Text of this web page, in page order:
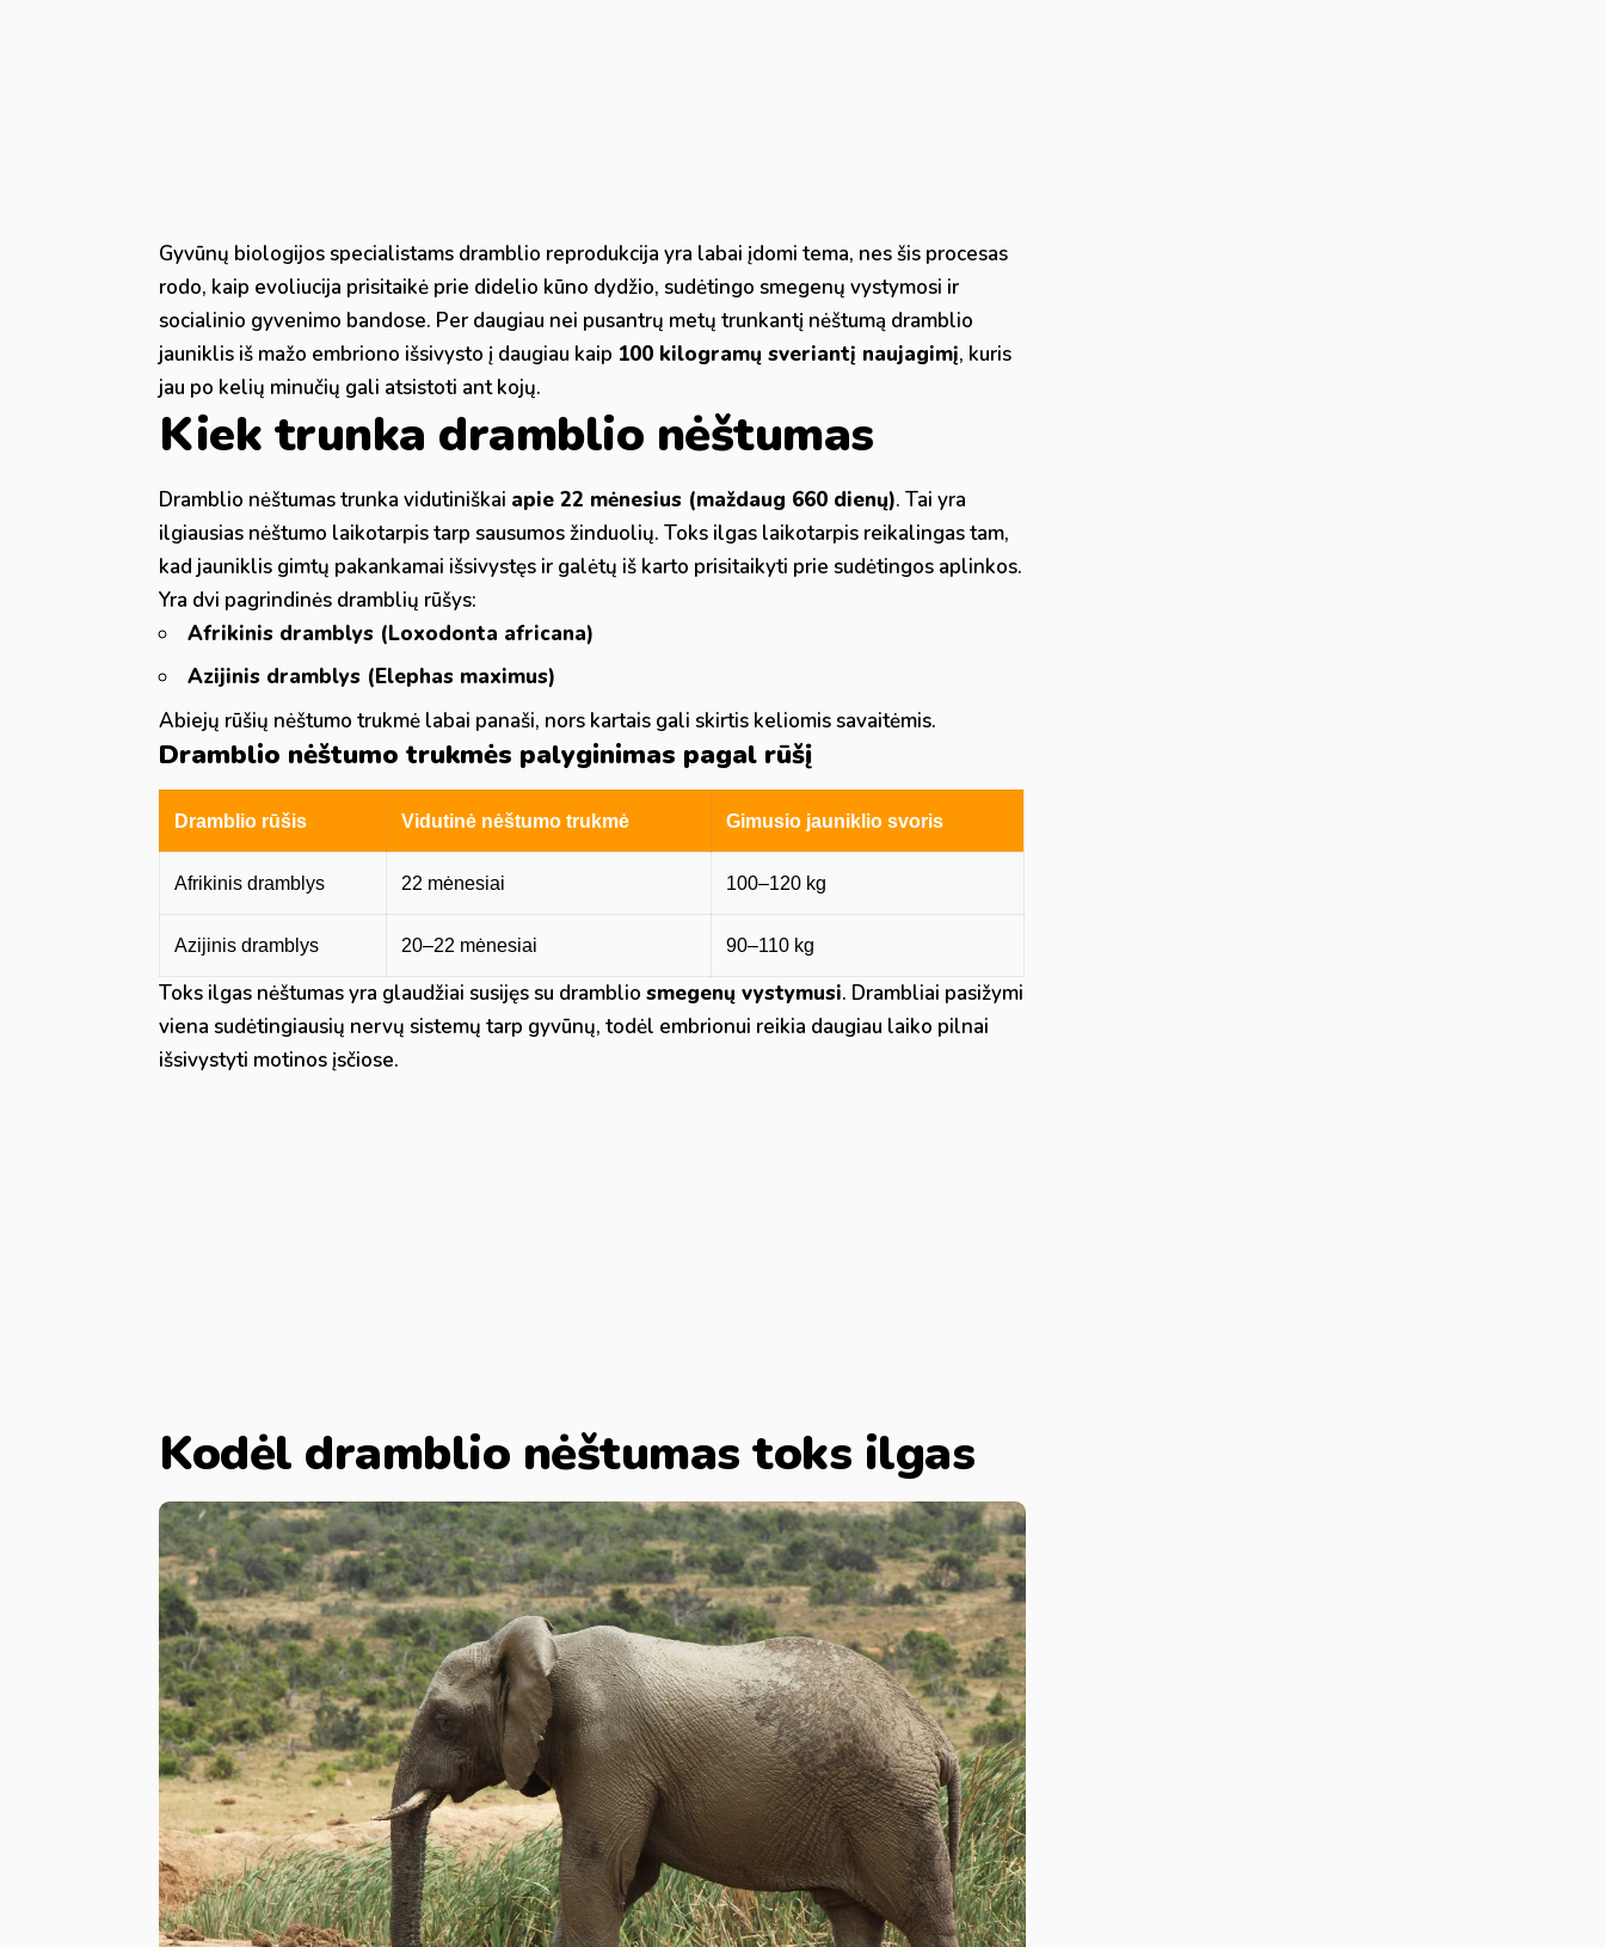
Gyvūnų biologijos specialistams dramblio reprodukcija yra labai įdomi tema, nes šis procesas
rodo, kaip evoliucija prisitaikė prie didelio kūno dydžio, sudėtingo smegenų vystymosi ir
socialinio gyvenimo bandose. Per daugiau nei pusantrų metų trunkantį nėštumą dramblio
jauniklis iš mažo embriono išsivysto į daugiau kaip 100 kilogramų sveriantį naujagimį, kuris
jau po kelių minučių gali atsistoti ant kojų.
Kiek trunka dramblio nėštumas
Dramblio nėštumas trunka vidutiniškai apie 22 mėnesius (maždaug 660 dienų). Tai yra
ilgiausias nėštumo laikotarpis tarp sausumos žinduolių. Toks ilgas laikotarpis reikalingas tam,
kad jauniklis gimtų pakankamai išsivystęs ir galėtų iš karto prisitaikyti prie sudėtingos aplinkos.
Yra dvi pagrindinės dramblių rūšys:
Afrikinis dramblys (Loxodonta africana)
Azijinis dramblys (Elephas maximus)
Abiejų rūšių nėštumo trukmė labai panaši, nors kartais gali skirtis keliomis savaitėmis.
Dramblio nėštumo trukmės palyginimas pagal rūšį
Dramblio rūšis Vidutinė nėštumo trukmė Gimusio jauniklio svoris
Afrikinis dramblys 22 mėnesiai 100–120 kg
Azijinis dramblys 20–22 mėnesiai 90–110 kg
Toks ilgas nėštumas yra glaudžiai susijęs su dramblio smegenų vystymusi. Drambliai pasižymi
viena sudėtingiausių nervų sistemų tarp gyvūnų, todėl embrionui reikia daugiau laiko pilnai
išsivystyti motinos įsčiose.
Kodėl dramblio nėštumas toks ilgas